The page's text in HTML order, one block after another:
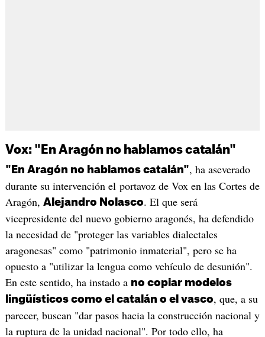
Vox: "En Aragón no hablamos catalán"
"En Aragón no hablamos catalán", ha aseverado
durante su intervención el portavoz de Vox en las Cortes de
Aragón, Alejandro Nolasco. El que será
vicepresidente del nuevo gobierno aragonés, ha defendido
la necesidad de "proteger las variables dialectales
aragonesas" como "patrimonio inmaterial", pero se ha
opuesto a "utilizar la lengua como vehículo de desunión".
En este sentido, ha instado a no copiar modelos
lingüísticos como el catalán o el vasco, que, a su
parecer, buscan "dar pasos hacia la construcción nacional y
la ruptura de la unidad nacional". Por todo ello, ha